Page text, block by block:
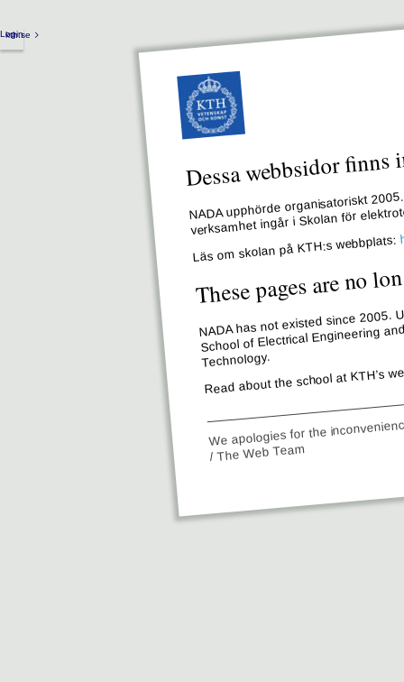
kth.se
Login
Dessa webbsidor
NADA upphörde organisatoriskt
verksamhet ingår i Skolan för
Läs om skolan på KTH:s webbplats:
These pages are no
NADA has not existed since
School of Electrical Engineering
Technology.
Read about the school at KTH’s
We apologies for the
/ The Web Team